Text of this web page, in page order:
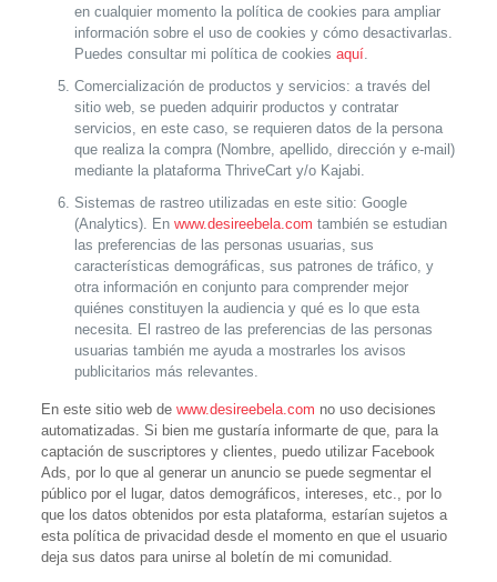
en cualquier momento la política de cookies para ampliar
información sobre el uso de cookies y cómo desactivarlas.
Puedes consultar mi política de cookies aquí.
Comercialización de productos y servicios: a través del
sitio web, se pueden adquirir productos y contratar
servicios, en este caso, se requieren datos de la persona
que realiza la compra (Nombre, apellido, dirección y e-mail)
mediante la plataforma ThriveCart y/o Kajabi.
Sistemas de rastreo utilizadas en este sitio: Google
(Analytics). En www.desireebela.com también se estudian
las preferencias de las personas usuarias, sus
características demográficas, sus patrones de tráfico, y
otra información en conjunto para comprender mejor
quiénes constituyen la audiencia y qué es lo que esta
necesita. El rastreo de las preferencias de las personas
usuarias también me ayuda a mostrarles los avisos
publicitarios más relevantes.
En este sitio web de www.desireebela.com no uso decisiones
automatizadas. Si bien me gustaría informarte de que, para la
captación de suscriptores y clientes, puedo utilizar Facebook
Ads, por lo que al generar un anuncio se puede segmentar el
público por el lugar, datos demográficos, intereses, etc., por lo
que los datos obtenidos por esta plataforma, estarían sujetos a
esta política de privacidad desde el momento en que el usuario
deja sus datos para unirse al boletín de mi comunidad.